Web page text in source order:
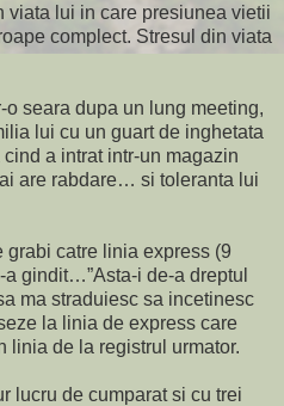
viata lui in care presiunea vietii
complect. Stresul din viata
o seara dupa un lung meeting,
lui cu un guart de inghetata
a intrat intr-un magazin
are rabdare… si toleranta lui
grabi catre linia express (9
a gindit…”Asta-i de-a dreptul
ma straduiesc sa incetinesc
la linia de express care
linia de la registrul urmator.
lucru de cumparat si cu trei